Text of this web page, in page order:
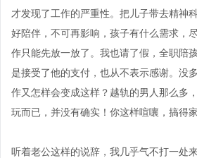
才发现了工作的严重性。把儿子带去精神
好陪伴，不可再影响，孩子有什么需求，
作只能先放一放了。我也请了假，全职陪
是接受了他的支付，也从不表示感谢。没
作又怎样会变成这样？越轨的男人那么多
玩而已，并没有确实！你这样喧嚷，搞得
听着老公这样的说辞，我几乎气不打一处